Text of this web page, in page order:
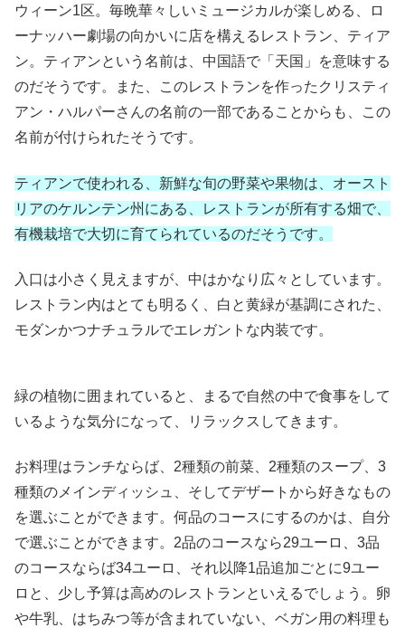
ウィーン1区。毎晩華々しいミュージカルが楽しめる、ロ
ーナッハー劇場の向かいに店を構えるレストラン、ティア
ン。ティアンという名前は、中国語で「天国」を意味する
のだそうです。また、このレストランを作ったクリスティ
アン・ハルパーさんの名前の一部であることからも、この
名前が付けられたそうです。
ティアンで使われる、新鮮な旬の野菜や果物は、オースト
リアのケルンテン州にある、レストランが所有する畑で、
有機栽培で大切に育てられているのだそうです。
入口は小さく見えますが、中はかなり広々としています。
レストラン内はとても明るく、白と黄緑が基調にされた、
モダンかつナチュラルでエレガントな内装です。
緑の植物に囲まれていると、まるで自然の中で食事をして
いるような気分になって、リラックスしてきます。
お料理はランチならば、2種類の前菜、2種類のスープ、3
種類のメインディッシュ、そしてデザートから好きなもの
を選ぶことができます。何品のコースにするのかは、自分
で選ぶことができます。2品のコースなら29ユーロ、3品
のコースならば34ユーロ、それ以降1品追加ごとに9ユー
ロと、少し予算は高めのレストランといえるでしょう。卵
や牛乳、はちみつ等が含まれていない、ベガン用の料理も